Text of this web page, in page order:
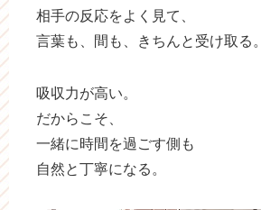
相手の反応をよく見て、
言葉も、間も、きちんと受け取る。
吸収力が高い。
だからこそ、
一緒に時間を過ごす側も
自然と丁寧になる。